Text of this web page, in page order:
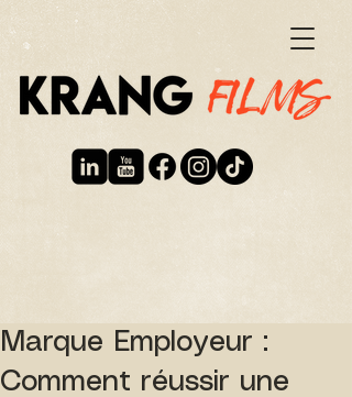
Marque Employeur :
Comment réussir une